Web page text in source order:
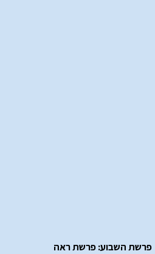
פרשת השבוע: פרשת ראה